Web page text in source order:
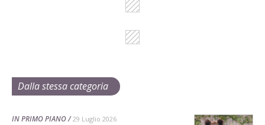
Dalla stessa categoria
IN PRIMO PIANO 29 Luglio 2026